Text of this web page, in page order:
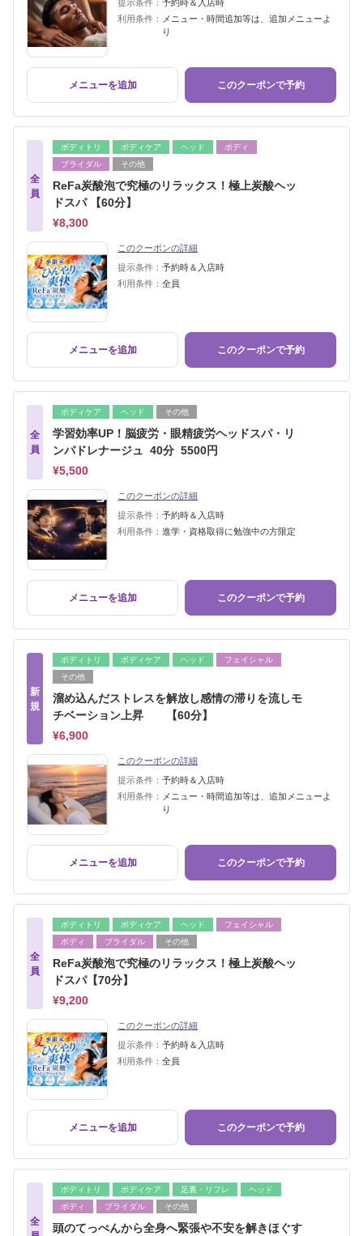
提示条件： 予約時＆入店時
利用条件：
メニュー・時間追加等は、追加メニューよ
り
メニューを追加 このクーポンで予約
全
員
ボディトリ ボディケア ヘッド
ボディ
ブライダル
その他
ReFa炭酸泡で究極のリラックス！極上炭酸ヘッ
ドスパ 【60分】
¥8,300
このクーポンの詳細
提示条件： 予約時＆入店時
利用条件： 全員
メニューを追加 このクーポンで予約
全
員
ボディケア ヘッド その他
学習効率UP！脳疲労・眼精疲労ヘッドスパ・リ
ンパドレナージュ 40分 5500円
¥5,500
このクーポンの詳細
提示条件： 予約時＆入店時
利用条件： 進学・資格取得に勉強中の方限定
メニューを追加 このクーポンで予約
新
規
ボディトリ ボディケア ヘッド
フェイシャル
その他
溜め込んだストレスを解放し感情の滞りを流しモ
チベーション上昇 【60分】
¥6,900
このクーポンの詳細
提示条件： 予約時＆入店時
利用条件：
メニュー・時間追加等は、追加メニューよ
り
メニューを追加 このクーポンで予約
全
員
ボディトリ ボディケア ヘッド
フェイシャル
ボディ
ブライダル その他
ReFa炭酸泡で究極のリラックス！極上炭酸ヘッ
ドスパ【70分】
¥9,200
このクーポンの詳細
提示条件： 予約時＆入店時
利用条件： 全員
メニューを追加 このクーポンで予約
全
ボディトリ ボディケア 足裏・リフレ
ヘッド
ボディ
ブライダル その他
頭のてっぺんから全身へ緊張や不安を解きほぐす